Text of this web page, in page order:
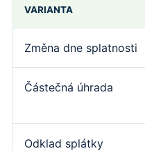
VARIANTA
Změna dne splatnosti
Částečná úhrada
Odklad splátky